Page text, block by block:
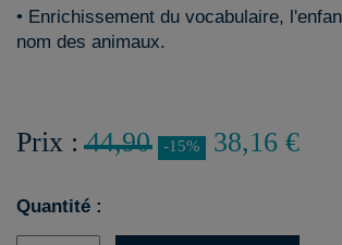
• Enrichissement du vocabulaire,
nom des animaux.
Prix :44,90 -15% 38,16 €
Quantité :